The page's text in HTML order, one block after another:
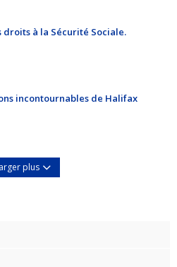
droits à la Sécurité Sociale.
incontournables de Halifax
plus